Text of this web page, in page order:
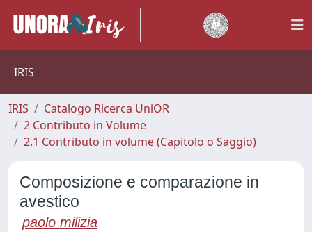
IRIS
IRIS
Catalogo Ricerca UniOR
2 Contributo in Volume
2.1 Contributo in volume (Capitolo o Saggio)
Composizione e comparazione in
avestico
paolo milizia